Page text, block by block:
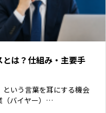
は？仕組み・主要手
という言葉を耳にする機会
（バイヤー）…